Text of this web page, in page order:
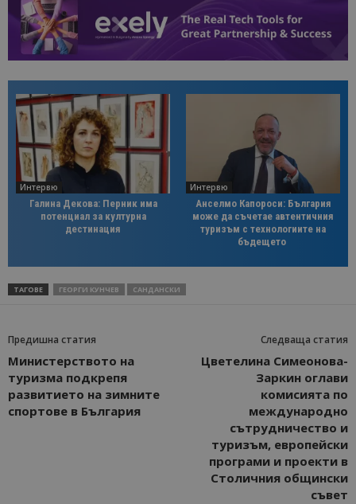
Интервю
Галина Декова: Перник има
потенциал за културна
дестинация
Интервю
Анселмо Капороси: България
може да съчетае автентичния
туризъм с технологиите на
бъдещето
ТАГОВЕ ГЕОРГИ КУНЧЕВ САНДАНСКИ
Предишна статия
Министерството на
туризма подкрепя
развитието на зимните
спортове в България
Следваща статия
Цветелина Симеонова-
Заркин оглави
комисията по
международно
сътрудничество и
туризъм, европейски
програми и проекти в
Столичния общински
съвет